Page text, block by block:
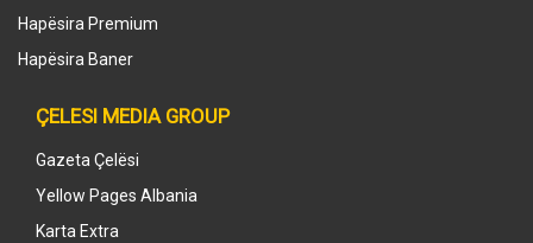
Hapësira Premium
Hapësira Baner
ÇELESI MEDIA GROUP
Gazeta Çelësi
Yellow Pages Albania
Karta Extra